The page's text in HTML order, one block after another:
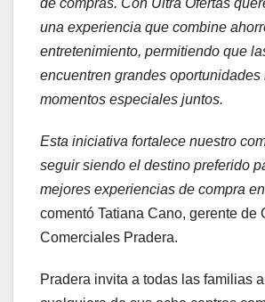
una experiencia que combine
entretenimiento, permitiendo que
encuentren grandes oportunidades
momentos especiales juntos.
Esta iniciativa fortalece nuestro
seguir siendo el destino preferido
mejores experiencias de compra
comentó Tatiana Cano, gerente de
Comerciales Pradera.
Pradera invita a todas las familias